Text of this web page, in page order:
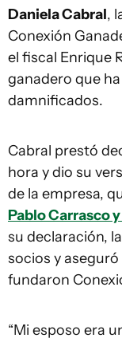
Daniela Cabral,
Conexión
el fiscal Enrique
ganadero que
damnificados.
Cabral prestó
hora y dio su
de la empresa,
Pablo Carrasco
su declaración,
socios y
fundaron
“Mi esposo era